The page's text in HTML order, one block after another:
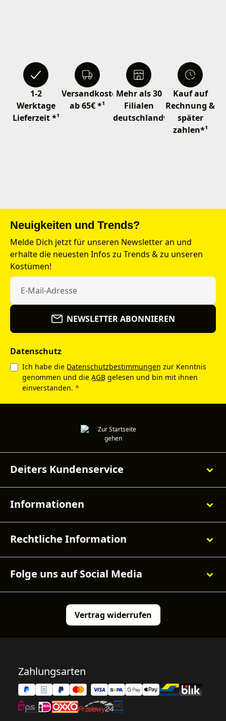
1-2
Werktage
Lieferzeit *¹
Versandkostenfrei
ab 65€ *¹
Mehr als 30
Filialen
deutschlandweit
Kauf auf
Rechnung &
später
zahlen*¹
Neuigkeiten und Trends?
Melde Dich jetzt für unseren Newsletter an und
erhalte die neuesten Infos zu Trends & zu unseren
Kostümen!
NEWSLETTER ABONNIEREN
Datenschutz
Ich habe die Datenschutzbestimmungen zur Kenntnis
genommen und die AGB gelesen und bin mit ihnen
einverstanden. *
Deiters Kundenservice
Informationen
Rechtliche Information
Folge uns auf Social Media
Vertrag widerrufen
Zahlungsarten